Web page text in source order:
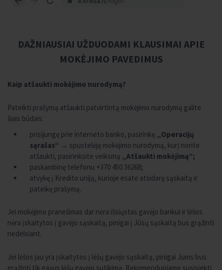
DAŽNIAUSIAI UŽDUODAMI KLAUSIMAI APIE
MOKĖJIMO PAVEDIMUS
Kaip atšaukti mokėjimo nurodymą?
Pateikti prašymą atšaukti patvirtintą mokėjimo nurodymą galite
šiais būdais:
prisijungę prie interneto banko, pasirinkę „Operacijų
sąrašas“ → spustelėję mokėjimo nurodymą, kurį norite
atšaukti, pasirinksite veiksmą „Atšaukti mokėjimą“;
paskambinę telefonu +370 450 36268;
atvykę į Kredito uniją, kurioje esate atsidarę sąskaitą ir
pateikę prašymą.
Jei mokėjimo pranešimas dar nėra išsiųstas gavėjo bankui ir lėšos
nėra įskaitytos į gavėjo sąskaitą, pinigai į Jūsų sąskaitą bus grąžinti
nedelsiant.
Jei lėšos jau yra įskaitytos į lėšų gavėjo sąskaitą, pinigai Jums bus
grąžinti tik gavus lėšų gavėjo sutikimą. Rekomenduojame susisiekti